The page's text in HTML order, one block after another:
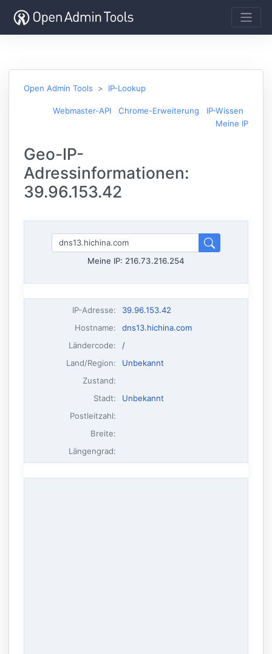
Open Admin Tools IP-Lookup
Webmaster-API Chrome-Erweiterung
IP-Wissen
Meine IP
Geo-IP-
Adressinformationen:
39.96.153.42
Meine IP: 216.73.216.254
IP-Adresse:
39.96.153.42
Hostname:
dns13.hichina.com
Ländercode:
/
Land/Region:
Unbekannt
Zustand:
Stadt:
Unbekannt
Postleitzahl:
Breite:
Längengrad: